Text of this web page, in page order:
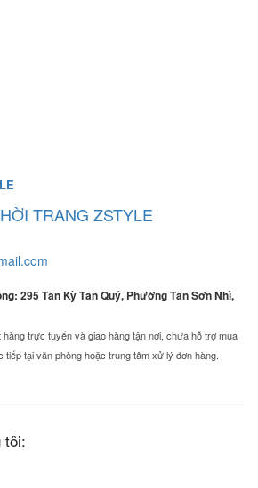
TRANG ZSTYLE
295 Tân Kỳ Tân Quý, Phường Tân Sơn Nhì,
hàng trực tuyến và giao hàng tận nơi, chưa hỗ trợ mua
tiếp tại văn phòng hoặc trung tâm xử lý đơn hàng.
tôi: